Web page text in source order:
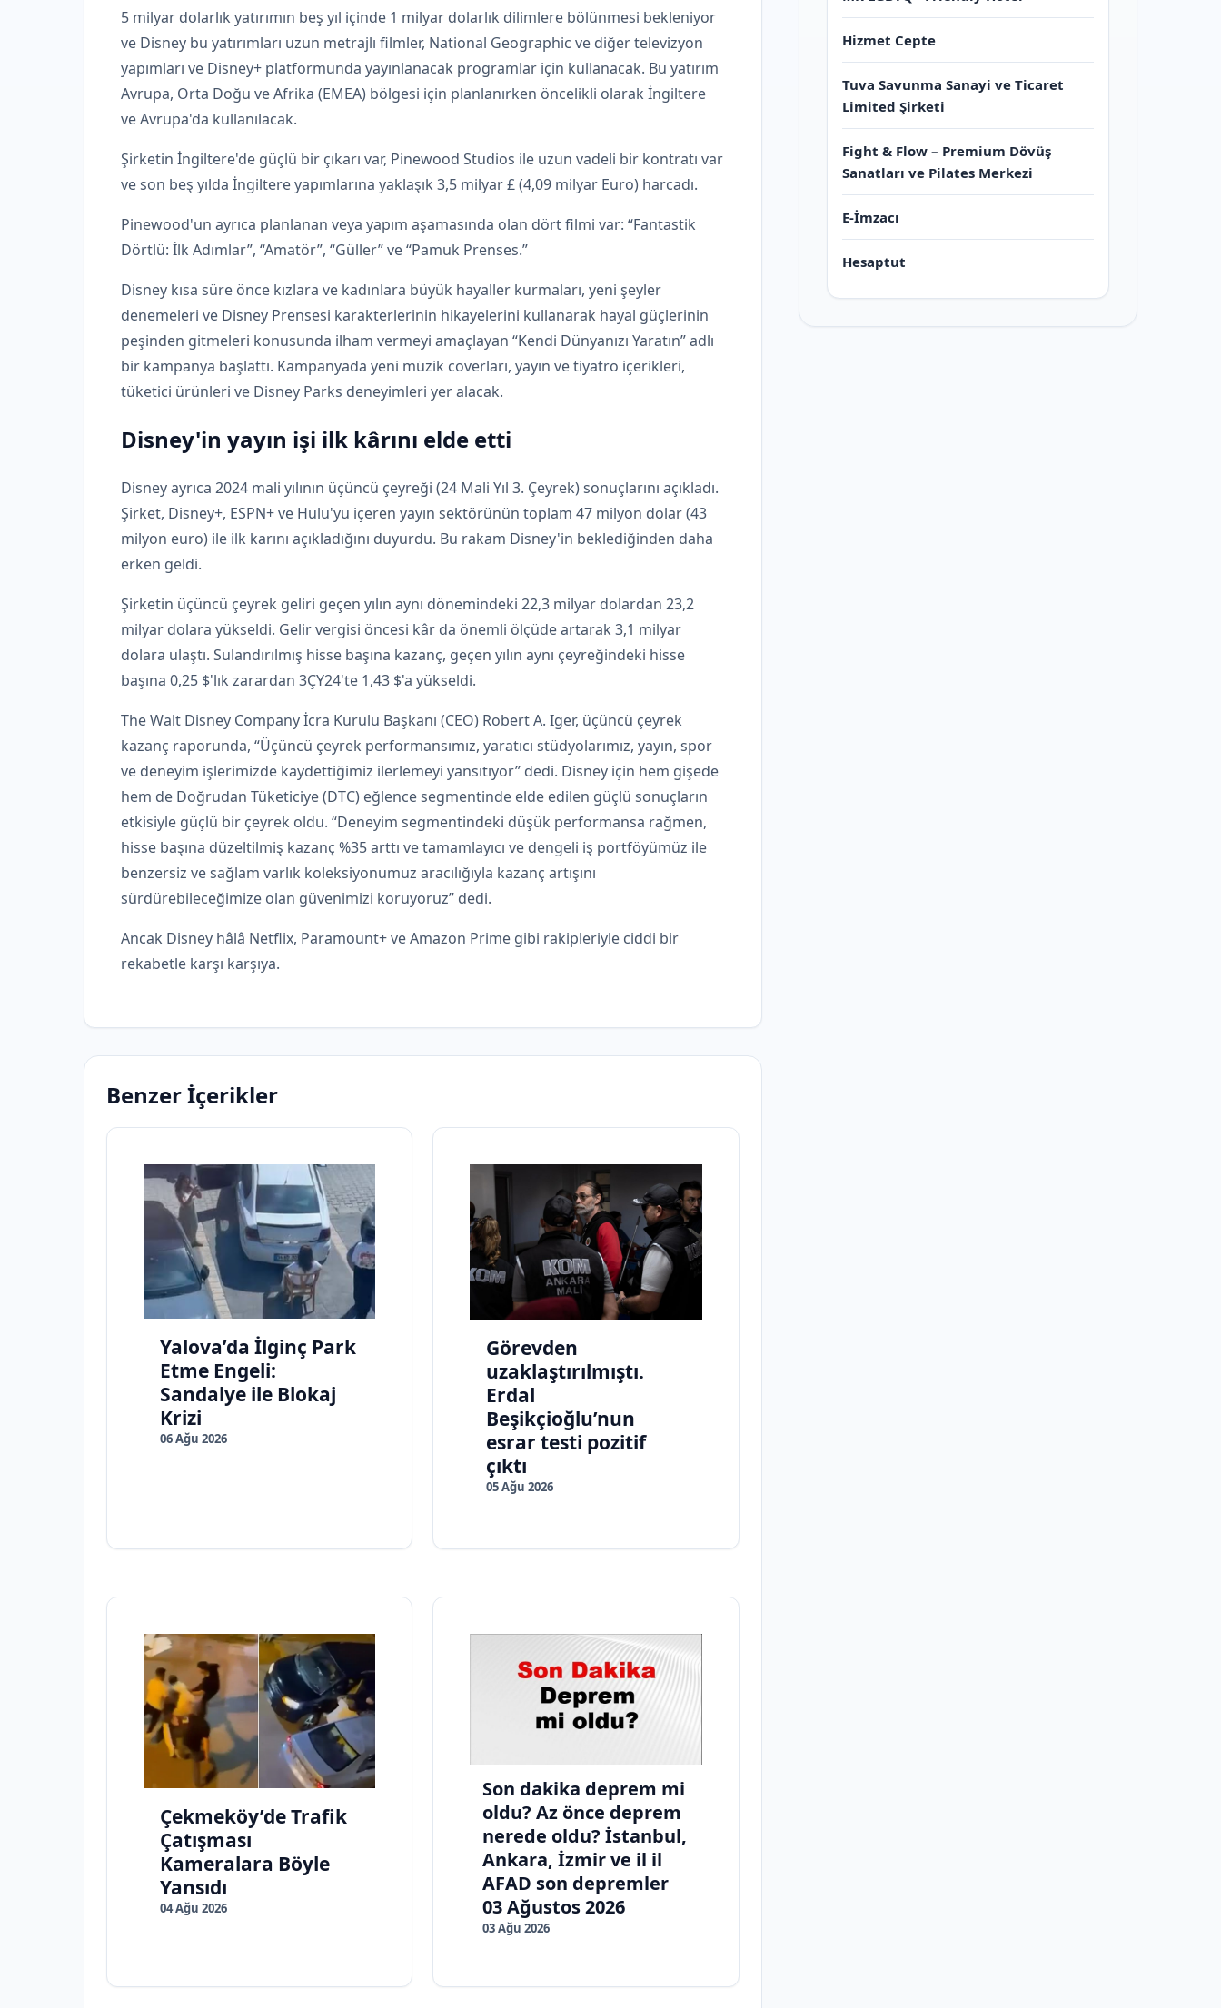
5 milyar dolarlık yatırımın beş yıl içinde 1 milyar dolarlık dilimlere bölünmesi bekleniyor
ve Disney bu yatırımları uzun metrajlı filmler, National Geographic ve diğer televizyon
yapımları ve Disney+ platformunda yayınlanacak programlar için kullanacak. Bu yatırım
Avrupa, Orta Doğu ve Afrika (EMEA) bölgesi için planlanırken öncelikli olarak İngiltere
ve Avrupa'da kullanılacak.
Şirketin İngiltere'de güçlü bir çıkarı var, Pinewood Studios ile uzun vadeli bir kontratı var
ve son beş yılda İngiltere yapımlarına yaklaşık 3,5 milyar £ (4,09 milyar Euro) harcadı.
Pinewood'un ayrıca planlanan veya yapım aşamasında olan dört filmi var: “Fantastik
Dörtlü: İlk Adımlar”, “Amatör”, “Güller” ve “Pamuk Prenses.”
Disney kısa süre önce kızlara ve kadınlara büyük hayaller kurmaları, yeni şeyler
denemeleri ve Disney Prensesi karakterlerinin hikayelerini kullanarak hayal güçlerinin
peşinden gitmeleri konusunda ilham vermeyi amaçlayan “Kendi Dünyanızı Yaratın” adlı
bir kampanya başlattı. Kampanyada yeni müzik coverları, yayın ve tiyatro içerikleri,
tüketici ürünleri ve Disney Parks deneyimleri yer alacak.
Disney'in yayın işi ilk kârını elde etti
Disney ayrıca 2024 mali yılının üçüncü çeyreği (24 Mali Yıl 3. Çeyrek) sonuçlarını açıkladı.
Şirket, Disney+, ESPN+ ve Hulu'yu içeren yayın sektörünün toplam 47 milyon dolar (43
milyon euro) ile ilk karını açıkladığını duyurdu. Bu rakam Disney'in beklediğinden daha
erken geldi.
Şirketin üçüncü çeyrek geliri geçen yılın aynı dönemindeki 22,3 milyar dolardan 23,2
milyar dolara yükseldi. Gelir vergisi öncesi kâr da önemli ölçüde artarak 3,1 milyar
dolara ulaştı. Sulandırılmış hisse başına kazanç, geçen yılın aynı çeyreğindeki hisse
başına 0,25 $'lık zarardan 3ÇY24'te 1,43 $'a yükseldi.
The Walt Disney Company İcra Kurulu Başkanı (CEO) Robert A. Iger, üçüncü çeyrek
kazanç raporunda, “Üçüncü çeyrek performansımız, yaratıcı stüdyolarımız, yayın, spor
ve deneyim işlerimizde kaydettiğimiz ilerlemeyi yansıtıyor” dedi. Disney için hem gişede
hem de Doğrudan Tüketiciye (DTC) eğlence segmentinde elde edilen güçlü sonuçların
etkisiyle güçlü bir çeyrek oldu. “Deneyim segmentindeki düşük performansa rağmen,
hisse başına düzeltilmiş kazanç %35 arttı ve tamamlayıcı ve dengeli iş portföyümüz ile
benzersiz ve sağlam varlık koleksiyonumuz aracılığıyla kazanç artışını
sürdürebileceğimize olan güvenimizi koruyoruz” dedi.
Ancak Disney hâlâ Netflix, Paramount+ ve Amazon Prime gibi rakipleriyle ciddi bir
rekabetle karşı karşıya.
Benzer İçerikler
Yalova’da İlginç Park
Etme Engeli:
Sandalye ile Blokaj
Krizi
06 Ağu 2026
Görevden
uzaklaştırılmıştı.
Erdal
Beşikçioğlu’nun
esrar testi pozitif
çıktı
05 Ağu 2026
Çekmeköy’de Trafik
Çatışması
Kameralara Böyle
Yansıdı
04 Ağu 2026
Son dakika deprem mi
oldu? Az önce deprem
nerede oldu? İstanbul,
Ankara, İzmir ve il il
AFAD son depremler
03 Ağustos 2026
03 Ağu 2026
Hizmet Cepte
Tuva Savunma Sanayi ve Ticaret
Limited Şirketi
Fight & Flow – Premium Dövüş
Sanatları ve Pilates Merkezi
E-İmzacı
Hesaptut